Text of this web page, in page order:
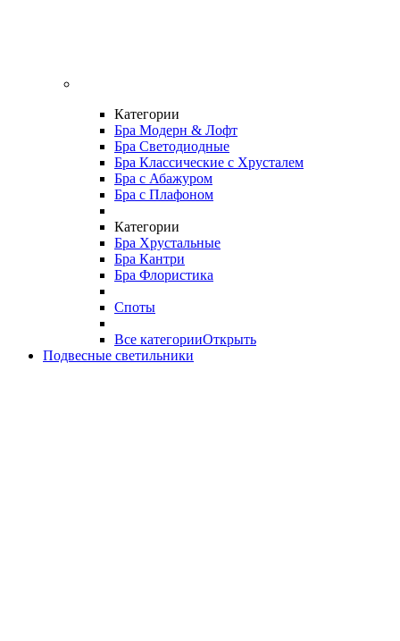
Категории
Бра Модерн & Лофт
Бра Светодиодные
Бра Классические с Хрусталем
Бра с Абажуром
Бра с Плафоном
Категории
Бра Хрустальные
Бра Кантри
Бра Флористика
Споты
Все категорииОткрыть
Подвесные светильники